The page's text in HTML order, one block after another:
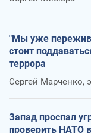
"Мы уже
стоит
террора
Сергей Марченко,
Запад проспал
проверить НАТО